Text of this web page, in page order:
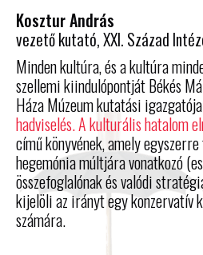
Kosztur András
vezető kutató, XXI. Század
Minden kultúra, és a kultúra
szellemi kiindulópontját Békés
Háza Múzeum kutatási
hadviselés. A kulturális hatalom
című könyvének, amely
hegemónia múltjára vonatkozó
összefoglalónak és valódi
kijelöli az irányt egy konzervatív
számára.